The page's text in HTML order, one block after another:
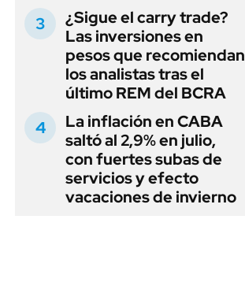
¿Sigue el carry trade?
Las inversiones en
pesos que recomiendan
los analistas tras el
último REM del BCRA
La inflación en CABA
saltó al 2,9% en julio,
con fuertes subas de
servicios y efecto
vacaciones de invierno